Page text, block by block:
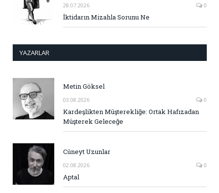
28.07.2026 0
İktidarın Mizahla Sorunu Ne
YAZARLAR
Metin Göksel
03.08.2026 0
Kardeşlikten Müşterekliğe: Ortak Hafızadan
Müşterek Geleceğe
Cüneyt Uzunlar
02.08.2026 0
Aptal